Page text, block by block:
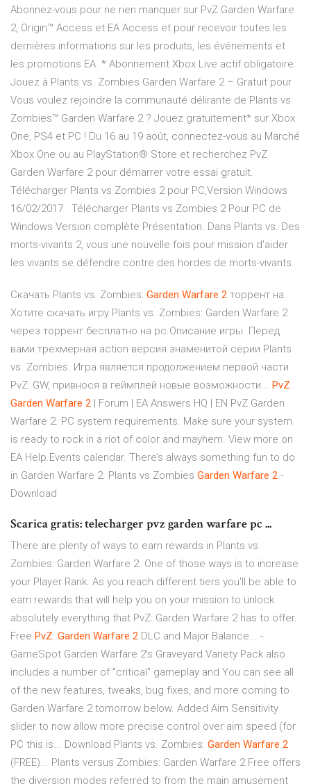
Abonnez-vous pour ne rien manquer sur PvZ Garden Warfare
2, Origin™ Access et EA Access et pour recevoir toutes les
dernières informations sur les produits, les événements et
les promotions EA. * Abonnement Xbox Live actif obligatoire.
Jouez à Plants vs. Zombies Garden Warfare 2 – Gratuit pour
Vous voulez rejoindre la communauté délirante de Plants vs.
Zombies™ Garden Warfare 2 ? Jouez gratuitement* sur Xbox
One, PS4 et PC ! Du 16 au 19 août, connectez-vous au Marché
Xbox One ou au PlayStation® Store et recherchez PvZ
Garden Warfare 2 pour démarrer votre essai gratuit.
Télécharger Plants vs Zombies 2 pour PC,Version Windows
16/02/2017 · Télécharger Plants vs Zombies 2 Pour PC de
Windows Version complète Présentation. Dans Plants vs. Des
morts-vivants 2, vous une nouvelle fois pour mission d'aider
les vivants se défendre contre des hordes de morts-vivants.
Скачать Plants vs. Zombies: Garden Warfare 2 торрент на…
Хотите скачать игру Plants vs. Zombies: Garden Warfare 2
через торрент бесплатно на pc.Описание игры. Перед
вами трехмерная action версия знаменитой серии Plants
vs. Zombies. Игра является продолжением первой части
PvZ: GW, привнося в геймплей новые возможности... PvZ
Garden Warfare 2 | Forum | EA Answers HQ | EN PvZ Garden
Warfare 2. PC system requirements. Make sure your system
is ready to rock in a riot of color and mayhem. View more on
EA Help.Events calendar. There’s always something fun to do
in Garden Warfare 2. Plants vs Zombies Garden Warfare 2 -
Download
Scarica gratis: telecharger pvz garden warfare pc ...
There are plenty of ways to earn rewards in Plants vs.
Zombies: Garden Warfare 2. One of those ways is to increase
your Player Rank. As you reach different tiers you'll be able to
earn rewards that will help you on your mission to unlock
absolutely everything that PvZ: Garden Warfare 2 has to offer.
Free PvZ: Garden Warfare 2 DLC and Major Balance... -
GameSpot Garden Warfare 2's Graveyard Variety Pack also
includes a number of "critical" gameplay and You can see all
of the new features, tweaks, bug fixes, and more coming to
Garden Warfare 2 tomorrow below. Added Aim Sensitivity
slider to now allow more precise control over aim speed (for
PC this is... Download Plants vs. Zombies: Garden Warfare 2
(FREE)... Plants versus Zombies: Garden Warfare 2 Free offers
the diversion modes referred to from the main amusement